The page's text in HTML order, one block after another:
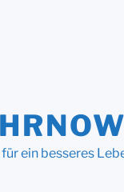
ein besseres